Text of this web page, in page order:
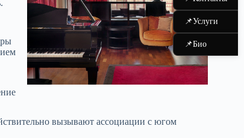
вызывают ассоциации с югом
📌Услуги
📌Био